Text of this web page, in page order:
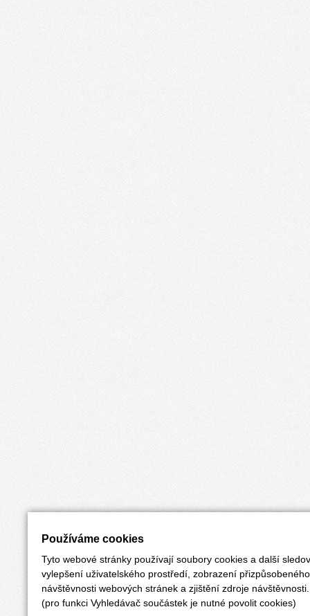
Používáme cookies
Tyto webové stránky používají soubory cookies a další
vylepšení uživatelského prostředí, zobrazení
návštěvnosti webových stránek a zjištění zdroje návštěvnosti.
(pro funkci Vyhledávač součástek je nutné povolit cookies)